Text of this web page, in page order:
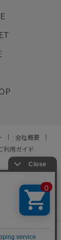
会社概要
利用ガイド